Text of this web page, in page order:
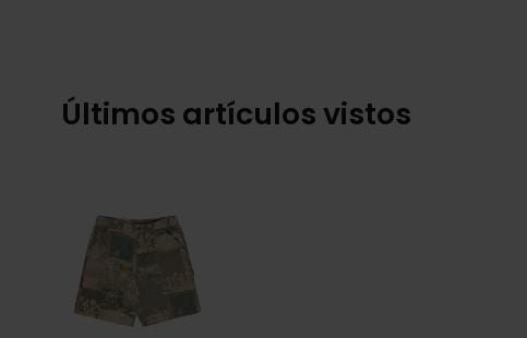
Últimos artículos vistos